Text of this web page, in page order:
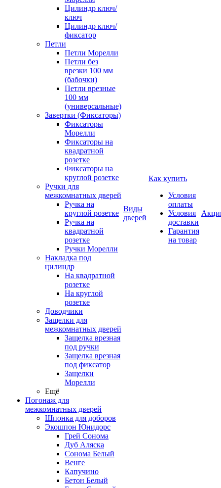
Цилиндр ключ/
ключ
Цилиндр ключ/
фиксатор
Петли
Петли Морелли
Петли без
врезки 100 мм
(бабочки)
Петли врезные
100 мм
(универсальные)
Завертки (Фиксаторы)
Фиксаторы
Морелли
Фиксаторы на
квадратной
розетке
Фиксаторы на
круглой розетке
Ручки для
межкомнатных дверей
Ручка на
круглой розетке
Ручка на
квадратной
розетке
Ручки Морелли
Накладка под
цилиндр
На квадратной
розетке
На круглой
розетке
Доводчики
Защелки для
межкомнатных дверей
Защелка врезная
под ручки
Защелка врезная
под фиксатор
Защелки
Морелли
Ещё
Погонаж для
межкомнатных дверей
Шпонка для доборов
Экошпон Юнидорс
Грей Сонома
Дуб Аляска
Сонома Белый
Венге
Капучино
Бетон Белый
Виды
дверей
Как купить
Условия
оплаты
Условия
доставки
Гарантия
на товар